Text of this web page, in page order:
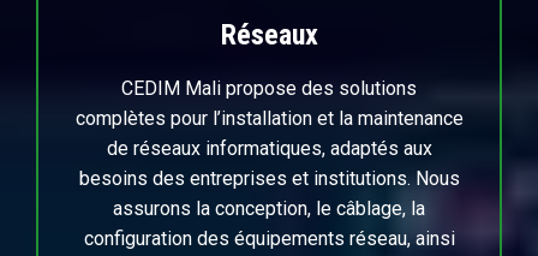
Réseaux
CEDIM Mali propose des solutions
complètes pour l’installation et la maintenance
de réseaux informatiques, adaptés aux
besoins des entreprises et institutions. Nous
assurons la conception, le câblage, la
configuration des équipements réseau, ainsi